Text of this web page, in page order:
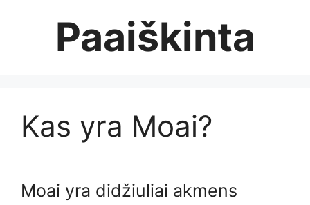
Paaiškinta
Kas yra Moai?
Moai yra didžiuliai akmens